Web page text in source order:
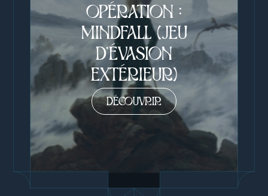
OPÉRATION :
MINDFALL (JEU
D’ÉVASION
EXTÉRIEUR)
DÉCOUVRIR